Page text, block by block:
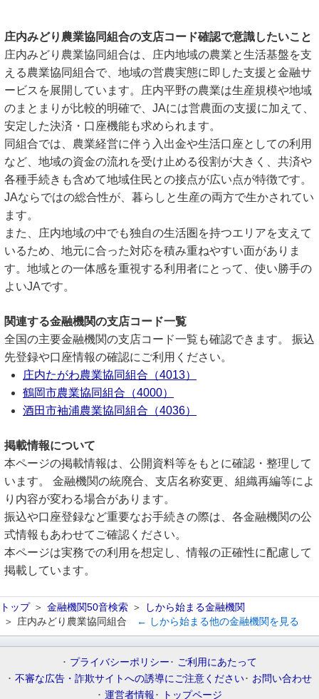
庄内みどり農業協同組合の支店コード確認で意識したいこと
庄内みどり農業協同組合は、庄内地域の農業と生活基盤を支
える農業協同組合で、地域の営農実態に即した支援と金融サ
ービスを展開しています。庄内平野の農業は生産規模や地域
のまとまりが比較的明確で、JAには営農面の支援に加えて、
安定した決済・口座機能も求められます。
同組合では、農業経営に伴う入出金や生活口座としての利用
など、地域の資金の流れを受け止める役割が大きく、共済や
各種手続きも含めて地域住民との接点が広い点が特徴です。
JAならではの総合性が、暮らしと生産の両方で生かされてい
ます。
また、庄内地域の中でも独自の生活圏を持つエリアを支えて
いるため、地元に合った対応を積み重ねやすい面がありま
す。地域との一体感を重視する利用者にとって、使い勝手の
よいJAです。
関連する金融機関の支店コード一覧
全国の主要金融機関の支店コード一覧も確認できます。 振込
先登録や口座情報の確認にご利用ください。
庄内たがわ農業協同組合（4013）
鶴岡市農業協同組合（4000）
酒田市袖浦農業協同組合（4036）
掲載情報について
本ページの掲載情報は、公開資料等をもとに確認・整理して
います。 金融機関の統廃合、支店名称変更、組織再編等によ
り内容が変わる場合があります。
振込や口座登録など重要なお手続きの際は、各金融機関の公
式情報もあわせてご確認ください。
本ページは実務での利用を想定し、情報の正確性に配慮して
掲載しています。
トップ 金融機関50音検索
しから始まる金融機関
庄内みどり農業協同組合
← しから始まる他の金融機関を見る
プライバシーポリシー
ご利用にあたって
不審な広告・詐欺サイトへの誘導にご注意ください
お問い合わせ
運営者情報
トップページ